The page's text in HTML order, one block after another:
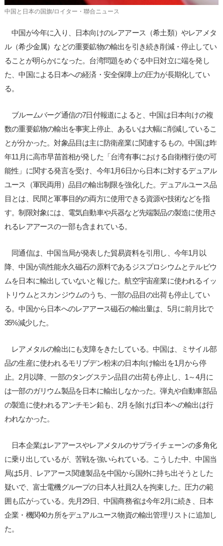
中国と日本の国旗/ロイター・聯合ニュース
中国が今年に入り、日本向けのレアアース（希土類）やレアメタ
ル（希少金属）などの重要鉱物の輸出を引き続き削減・停止してい
ることが明らかになった。台湾問題をめぐる中日対立に端を発し
た、中国による日本への経済・安全保障上の圧力が長期化してい
る。
ブルームバーグ通信の7日付報道によると、中国は日本向けの複
数の重要鉱物の輸出を事実上停止、あるいは大幅に削減しているこ
とが分かった。対象品目は主に防衛産業に関連するもの。中国は昨
年11月に高市早苗首相が発した「台湾有事における自衛権行使の可
能性」に関する発言を受け、今年1月6日から日本に対するデュアル
ユース（軍民両用）品目の輸出制限を強化した。デュアルユース品
目とは、民間と軍事目的の両方に使用できる資源や技術などを指
す。制限対象には、電気自動車や兵器など先端製品の製造に使用さ
れるレアアースの一部も含まれている。
同通信は、中国当局が発表した貿易資料を引用し、今年1月以
降、中国が高性能永久磁石の原料であるジスプロシウムとテルビウ
ムを日本に輸出していないと報じた。航空宇宙産業に使われるイッ
トリウムとスカンジウムのうち、一部の品目の出荷も停止してい
る。中国から日本へのレアアース磁石の輸出量は、5月に前月比で
35%減少した。
レアメタルの輸出にも支障をきたしている。中国は、ミサイル部
品の生産に使われるモリブデン粉末の日本向け輸出を1月から停
止。2月以降、一部のタングステン品目の出荷も停止し、1～4月に
は一部のガリウム製品を日本に輸出しなかった。弾丸や自動車部品
の製造に使われるアンチモン鉛も、2月を除けば日本への輸出は行
われなかった。
日本企業はレアアースやレアメタルのサプライチェーンの多角化
に乗り出しているが、苦戦を強いられている。こうした中、中国当
局は5月、レアアース関連製品を中国から国外に持ち出そうとした
疑いで、富士電機グループの日本人社員2人を拘束した。圧力の範
囲も広がっている。先月29日、中国商務省は今年2月に続き、日本
企業・機関40カ所をデュアルユース物資の輸出管理リストに追加し
た。